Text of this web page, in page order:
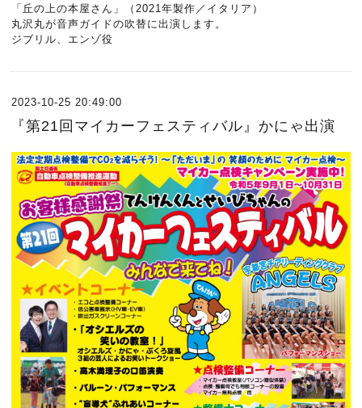
「丘の上の本屋さん」（2021年製作／イタリア）
丸沢丸が音声ガイドの吹替に出演します。
ジブリル、エンゾ役
2023-10-25 20:49:00
『第21回マイカーフェスティバル』かにゃ出演